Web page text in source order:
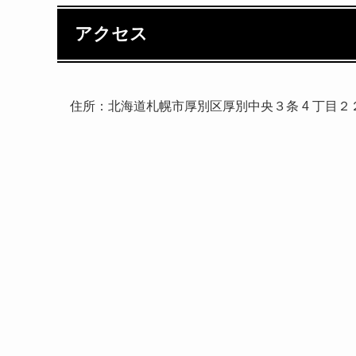
アクセス
住所：北海道札幌市厚別区厚別中央３条 4 丁目２